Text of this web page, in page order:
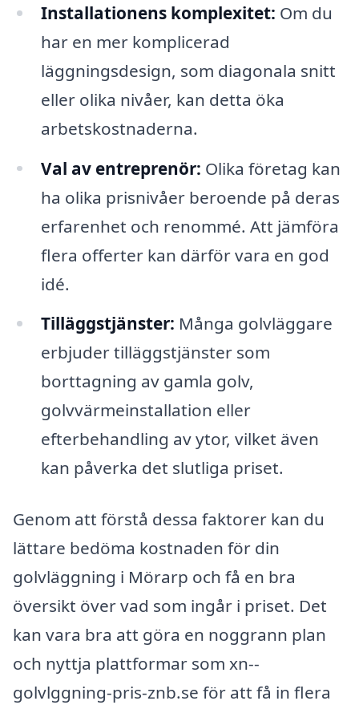
Installationens komplexitet: Om du
har en mer komplicerad
läggningsdesign, som diagonala snitt
eller olika nivåer, kan detta öka
arbetskostnaderna.
Val av entreprenör: Olika företag kan
ha olika prisnivåer beroende på deras
erfarenhet och renommé. Att jämföra
flera offerter kan därför vara en god
idé.
Tilläggstjänster: Många golvläggare
erbjuder tilläggstjänster som
borttagning av gamla golv,
golvvärmeinstallation eller
efterbehandling av ytor, vilket även
kan påverka det slutliga priset.
Genom att förstå dessa faktorer kan du
lättare bedöma kostnaden för din
golvläggning i Mörarp och få en bra
översikt över vad som ingår i priset. Det
kan vara bra att göra en noggrann plan
och nyttja plattformar som xn--
golvlggning-pris-znb.se för att få in flera